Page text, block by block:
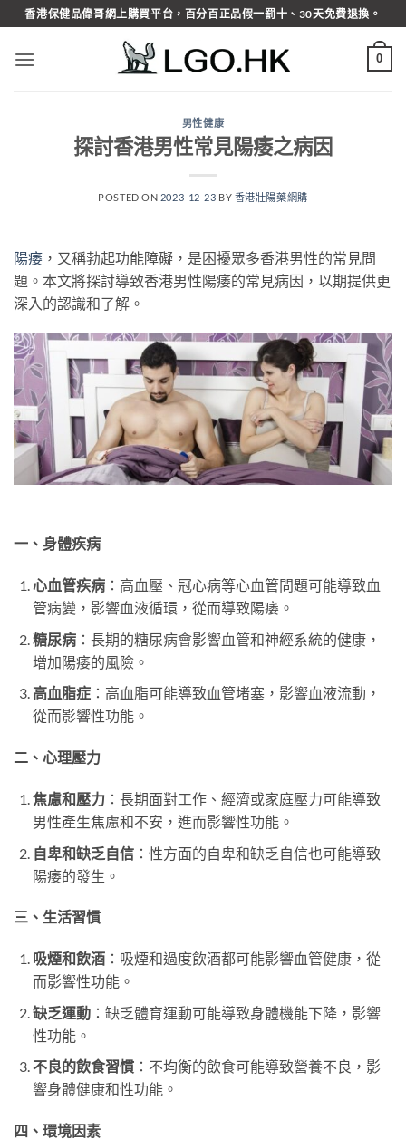
Skip
to
content
香港保健品偉哥網上購買平台，百分百正品假一罰十、30天免費退換。
0
男性健康
探討香港男性常見陽痿之病因
POSTED ON 2023-12-23 BY 香港壯陽藥網購
陽痿 ，又稱勃起功能障礙，是困擾眾多香港男性的常見問
題。本文將探討導致香港男性陽痿的常見病因，以期提供更
深入的認識和了解。
一、身體疾病
心血管疾病：高血壓、冠心病等心血管問題可能導致血
管病變，影響血液循環，從而導致陽痿。
糖尿病：長期的糖尿病會影響血管和神經系統的健康，
增加陽痿的風險。
高血脂症：高血脂可能導致血管堵塞，影響血液流動，
從而影響性功能。
二、心理壓力
焦慮和壓力：長期面對工作、經濟或家庭壓力可能導致
男性產生焦慮和不安，進而影響性功能。
自卑和缺乏自信：性方面的自卑和缺乏自信也可能導致
陽痿的發生。
三、生活習慣
吸煙和飲酒：吸煙和過度飲酒都可能影響血管健康，從
而影響性功能。
缺乏運動：缺乏體育運動可能導致身體機能下降，影響
性功能。
不良的飲食習慣：不均衡的飲食可能導致營養不良，影
響身體健康和性功能。
四、環境因素